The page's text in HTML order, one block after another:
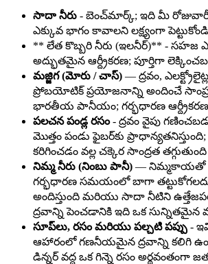
సాదా నీరు - బెంచ్‌మార్క్; ఇది మీ రోజువారీ
ఎక్కువ భాగం కావాలని లక్ష్యంగా పెట్టుకోండి
** లేత కొబ్బరి నీరు (ఇలనీర్)** - సహజ
అద్భుతమైన ఆర్ద్రీకరణ; పూర్తిగా
మజ్జిగ (మోరు / చాస్) — ద్రవం,
ప్రోబయోటిక్ ప్రయోజనాన్ని అందించే
భారతీయ పానీయం; గర్భధారణ
పలచన పండ్ల రసం- ద్రవం వైపు
మొత్తం పండు ఫైబర్‌కు
కరిగించడం వల్ల చక్కెర సాంద్రత తగ్గుతుంది
నిమ్మ నీరు (నింబు పానీ) — నిమ్మకాయతో
గర్భధారణ సమయంలో బాగా
అందిస్తుంది మరియు సాదా నీటిని
ద్రవాన్ని పెంచడానికి ఇది ఒక సున్నితమైన
సూప్‌లు, రసం మరియు పల్చటి పప్పు -
ఆహారంలో గణనీయమైన ద్రవాన్ని కలిగి
డిన్నర్ వద్ద ఒక గిన్నె రసం అర్థవంతంగా